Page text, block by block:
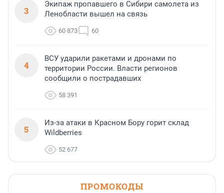
3
Экипаж пропавшего в Сибири самолета из
Ленобласти вышел на связь
60 873 60
4
ВСУ ударили ракетами и дронами по
территории России. Власти регионов
сообщили о пострадавших
58 391
5
Из-за атаки в Красном Бору горит склад
Wildberries
52 677
ПРОМОКОДЫ